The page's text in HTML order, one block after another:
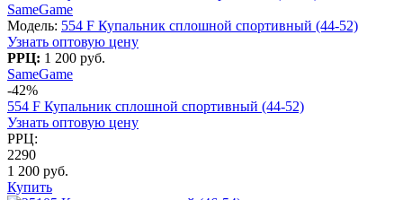
SameGame
Модель: 554 F Купальник сплошной спортивный (44-52)
Узнать оптовую цену
РРЦ: 1 200 руб.
SameGame
-42%
554 F Купальник сплошной спортивный (44-52)
Узнать оптовую цену
РРЦ:
2290
1 200 руб.
Купить